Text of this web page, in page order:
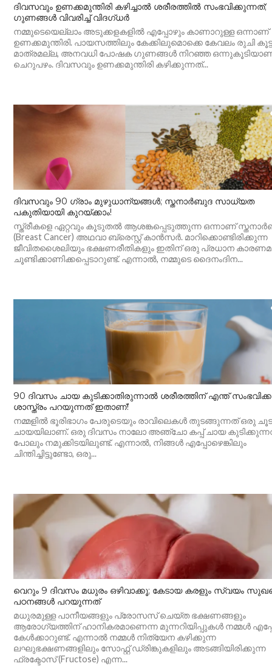
ദിവസവും ഉണക്കമുന്തിരി കഴിച്ചാൽ ശരീരത്തിൽ സംഭവിക്കുന്നത്;
ഗുണങ്ങൾ വിവരിച്ച് വിദഗ്ധർ
നമ്മുടെയെല്ലാം അടുക്കളകളിൽ എപ്പോഴും കാണാറുള്ള ഒന്നാണ്
ഉണക്കമുന്തിരി. പായസത്തിലും കേക്കിലുമൊക്കെ കേവലം രുചി
മാത്രമല്ല, അനവധി പോഷക ഗുണങ്ങൾ നിറഞ്ഞ
ചെറുപഴം. ദിവസവും ഉണക്കമുന്തിരി കഴിക്കുന്നത്...
ദിവസവും 90 ഗ്രാം മുഴുധാന്യങ്ങൾ; സ്തനാർബുദ സാധ്യത
പകുതിയായി കുറയ്ക്കാം!
സ്ത്രീകളെ ഏറ്റവും കൂടുതൽ ആശങ്കപ്പെടുത്തുന്ന ഒന്നാണ്
(Breast Cancer) അഥവാ ബ്രെസ്റ്റ് കാൻസർ. മാറിക്കൊണ്ടിരിക്കുന്ന
ജീവിതശൈലിയും ഭക്ഷണരീതികളും ഇതിന് ഒരു പ്രധാന
ചൂണ്ടിക്കാണിക്കപ്പെടാറുണ്ട്. എന്നാൽ, നമ്മുടെ ദൈനംദിന...
90 ദിവസം ചായ കുടിക്കാതിരുന്നാൽ ശരീരത്തിന് എന്ത്
ശാസ്ത്രം പറയുന്നത് ഇതാണ്!
നമ്മളിൽ ഭൂരിഭാഗം പേരുടെയും രാവിലെകൾ തുടങ്ങുന്നത് ഒരു
ചായയിലാണ്. ഒരു ദിവസം നാലോ അഞ്ചോ കപ്പ് ചായ
പോലും നമുക്കിടയിലുണ്ട്. എന്നാൽ, നിങ്ങൾ എപ്പോഴെങ്കിലും
ചിന്തിച്ചിട്ടുണ്ടോ, ഒരു...
വെറും 9 ദിവസം മധുരം ഒഴിവാക്കൂ; കേടായ കരളും സ്വയം
പഠനങ്ങൾ പറയുന്നത്
മധുരമുള്ള പാനീയങ്ങളും പ്രോസസ് ചെയ്ത ഭക്ഷണങ്ങളും
ആരോഗ്യത്തിന് ഹാനികരമാണെന്ന മുന്നറിയിപ്പുകൾ നമ്മൾ
കേൾക്കാറുണ്ട്. എന്നാൽ നമ്മൾ നിത്യേന കഴിക്കുന്ന
ലഘുഭക്ഷണങ്ങളിലും സോഫ്റ്റ് ഡ്രിങ്കുകളിലും അടങ്ങിയിരിക്കുന്ന
ഫ്രക്ടോസ് (Fructose) എന്ന...